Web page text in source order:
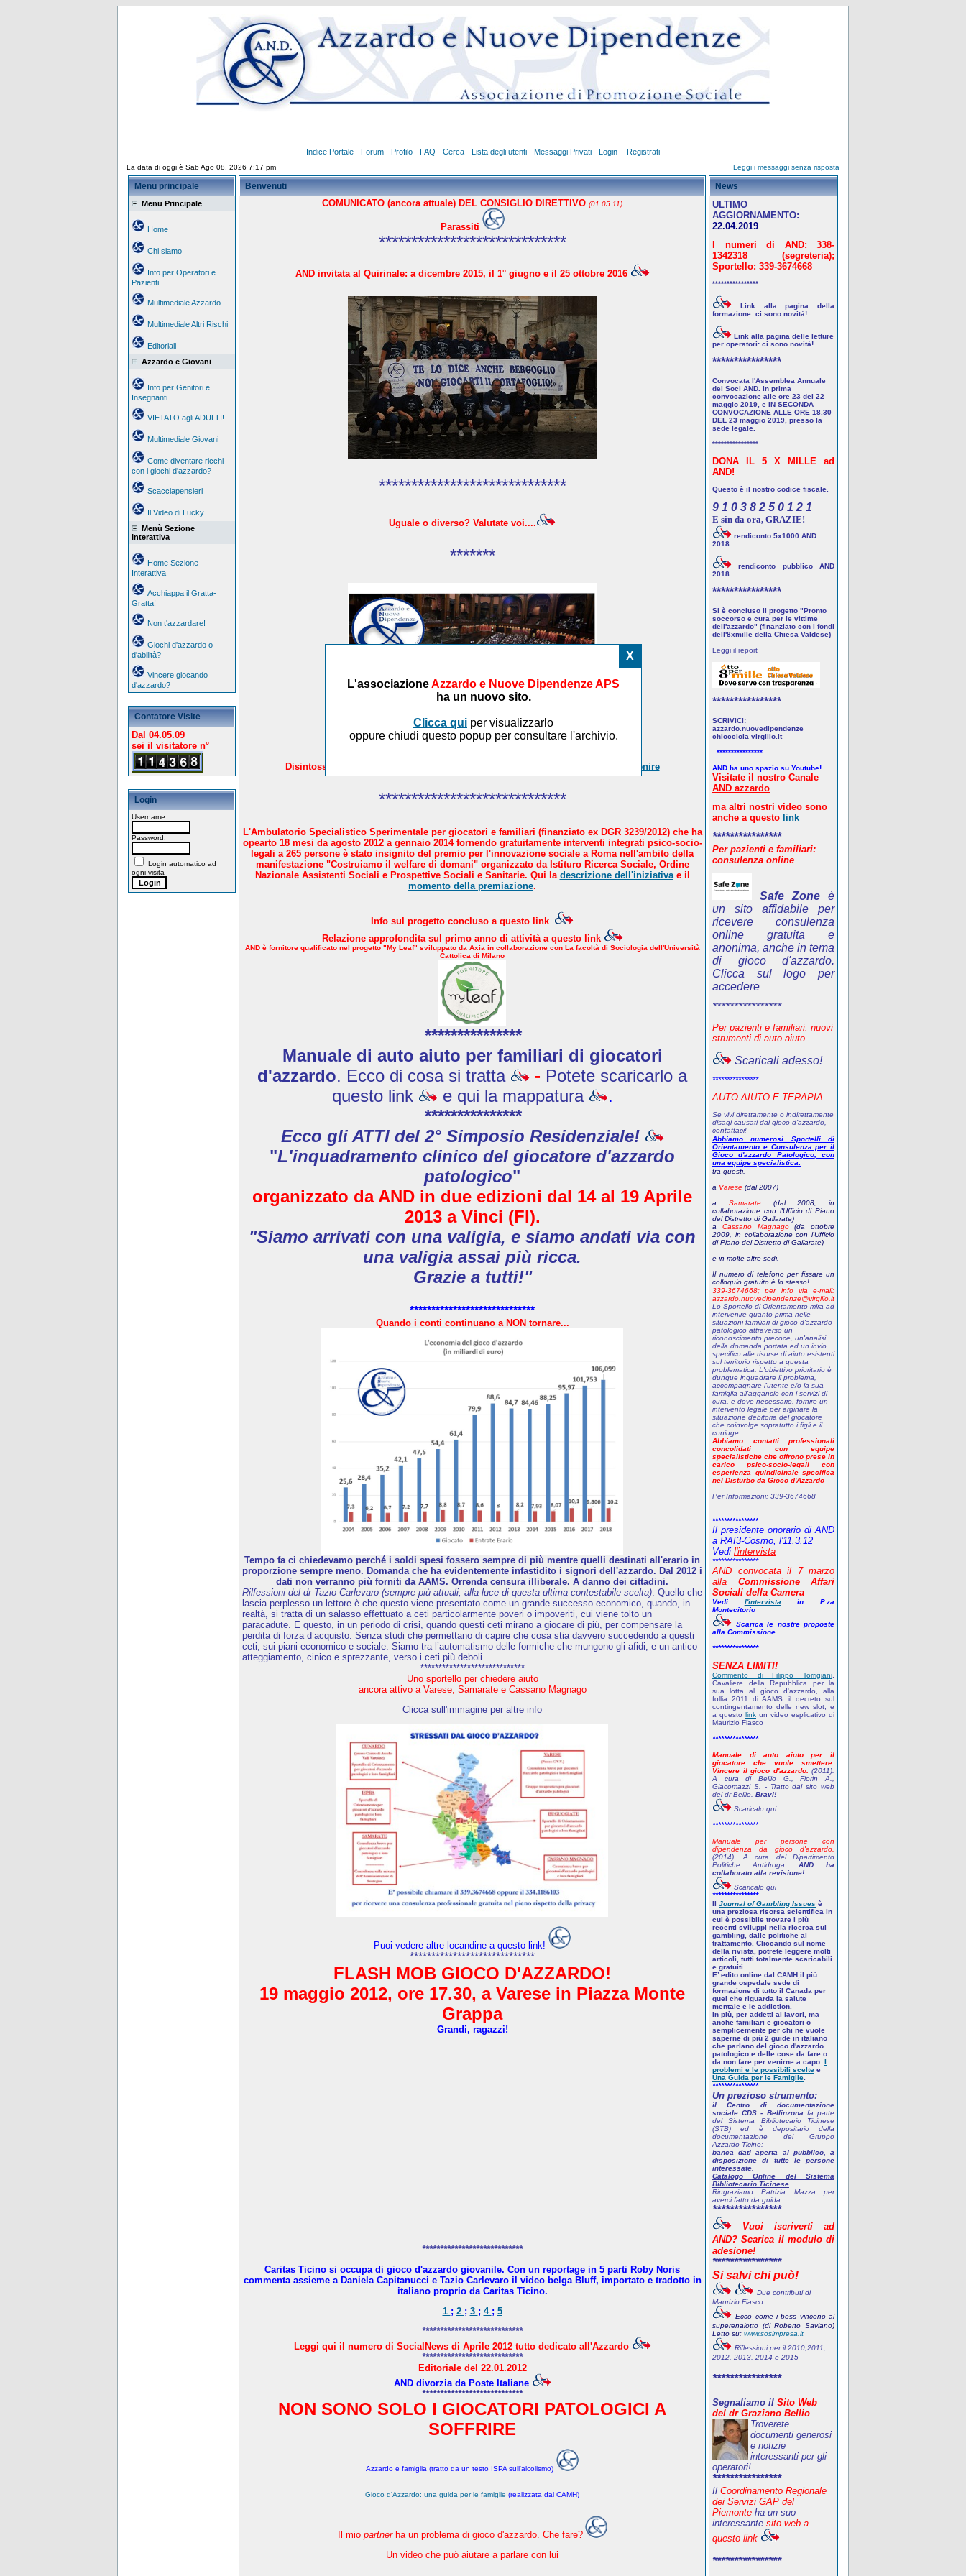
X
L'associazioneAzzardo e Nuove Dipendenze APS
ha un nuovo sito.
Clicca quiper visualizzarlo
oppure chiudi questo popup per consultare l'archivio.
Indice Portale Forum Profilo FAQ Cerca Lista degli utenti Messaggi Privati Login Registrati
La data di oggi è Sab Ago 08, 2026 7:17 pm Leggi i messaggi senza risposta
Menu principale
Menu Principale
Home
Chi siamo
Info per Operatori e
Pazienti
Multimediale Azzardo
Multimediale Altri Rischi
Editoriali
Azzardo e Giovani
Info per Genitori e
Insegnanti
VIETATO agli ADULTI!
Multimediale Giovani
Come diventare ricchi
con i giochi d'azzardo?
Scacciapensieri
Il Video di Lucky
Menù Sezione
Interattiva
Home Sezione
Interattiva
Acchiappa il Gratta-
Gratta!
Non t'azzardare!
Giochi d'azzardo o
d'abilità?
Vincere giocando
d'azzardo?
Contatore Visite
Dal 04.05.09
sei il visitatore n°
Login
Username:
Password:
Login automatico ad
ogni visita
Benvenuti
COMUNICATO (ancora attuale) DEL CONSIGLIO DIRETTIVO (01.05.11)
Parassiti
*****************************
AND invitata al Quirinale: a dicembre 2015, il 1° giugno e il 25 ottobre 2016
*****************************
Uguale o diverso? Valutate voi....
*******
Disintossicare il Paese in 4 mosse. AND aderisce al manifesto proposto da Avvenire
*****************************
L'Ambulatorio Specialistico Sperimentale per giocatori e familiari (finanziato ex DGR 3239/2012) che ha
opearto 18 mesi da agosto 2012 a gennaio 2014 fornendo gratuitamente interventi integrati psico-socio-
legali a 265 persone è stato insignito del premio per l'innovazione sociale a Roma nell'ambito della
manifestazione "Costruiamo il welfare di domani" organizzato da Istituro Ricerca Sociale, Ordine
Nazionale Assistenti Sociali e Prospettive Sociali e Sanitarie. Qui la descrizione dell'iniziativae il
momento della premiazione.
Info sul progetto concluso a questo link
Relazione approfondita sul primo anno di attività a questo link
AND è fornitore qualificato nel progetto "My Leaf" sviluppato da Axia in collaborazione con La facoltà di Sociologia dell'Università
Cattolica di Milano
***************
Manuale di auto aiuto per familiari di giocatori
d'azzardo. Ecco di cosa si tratta - Potete scaricarlo a
questo link
e qui la mappatura
.
***************
Ecco gli ATTI del 2° Simposio Residenziale!
"L'inquadramento clinico del giocatore d'azzardo
patologico"
organizzato da AND in due edizioni dal 14 al 19 Aprile
2013a Vinci (FI).
"Siamo arrivati con una valigia, e siamo andati via con
una valigia assai più ricca.
Grazie a tutti!"
*****************************
Quando i conti continuano a NON tornare...
Tempo fa ci chiedevamo perché i soldi spesi fossero sempre di più mentre quelli destinati all'erario in
proporzione sempre meno. Domanda che ha evidentemente infastidito i signori dell'azzardo. Dal 2012 i
dati non verranno più forniti da AAMS. Orrenda censura illiberale. A danno dei cittadini.
Rilfessioni del dr Tazio Carlevaro (sempre più attuali, alla luce di questa ultima contestabile scelta): Quello che
lascia perplesso un lettore è che questo viene presentato come un grande successo economico, quando, in
realtà, si tratta di un salasso effettuato a ceti particolarmente poveri o impoveriti, cui viene tolto un
paracadute. E questo, in un periodo di crisi, quando questi ceti mirano a giocare di più, per compensare la
perdita di forza d’acquisto. Senza studi che permettano di capire che cosa stia davvero succedendo a questi
ceti, sui piani economico e sociale. Siamo tra l’automatismo delle formiche che mungono gli afidi, e un antico
atteggiamento, cinico e sprezzante, verso i ceti più deboli.
*****************************
Uno sportello per chiedere aiuto
ancora attivo a Varese, Samarate e Cassano Magnago
Clicca sull'immagine per altre info
Puoi vedere altre locandine a questo link!
*****************************
FLASH MOB GIOCO D'AZZARDO!
19 maggio 2012, ore 17.30, a Varese in Piazza Monte
Grappa
Grandi, ragazzi!
****************************
Caritas Ticino si occupa di gioco d'azzardo giovanile. Con un reportage in 5 parti Roby Noris
commenta assieme a Daniela Capitanucci e Tazio Carlevaro il video belga Bluff, importato e tradotto in
italiano proprio da Caritas Ticino.
1 ; 2 ; 3 ; 4 ; 5
****************************
Leggi qui il numero di SocialNews di Aprile 2012 tutto dedicato all'Azzardo
****************************
Editoriale del 22.01.2012
AND divorzia da Poste Italiane
****************************
NON SONO SOLO I GIOCATORI PATOLOGICI A
SOFFRIRE
Azzardo e famiglia (tratto da un testo ISPA sull'alcolismo)
Gioco d'Azzardo: una guida per le famiglie (realizzata dal CAMH)
Il mio partnerha un problema di gioco d'azzardo. Che fare?
Un video che può aiutare a parlare con lui
News
ULTIMO
AGGIORNAMENTO:
22.04.2019
I numeri di AND: 338-
1342318 (segreteria);
Sportello: 339-3674668
****************
Link alla pagina della
formazione: ci sono novità!
Link alla pagina delle letture
per operatori: ci sono novità!
****************
Convocata l'Assemblea Annuale
dei Soci AND. in prima
convocazione alle ore 23 del 22
maggio 2019, e IN SECONDA
CONVOCAZIONE ALLE ORE 18.30
DEL 23 maggio 2019, presso la
sede legale.
****************
DONA IL 5 X MILLE ad
AND!
Questo è il nostro codice fiscale.
9 1 0 3 8 2 5 0 1 2 1
E sin da ora, GRAZIE!
rendiconto 5x1000 AND
2018
rendiconto pubblico AND
2018
****************
Si è concluso il progetto "Pronto
soccorso e cura per le vittime
dell'azzardo" (finanziato con i fondi
dell'8xmille della Chiesa Valdese)
Leggi il report
****************
SCRIVICI:
azzardo.nuovedipendenze
chiocciola virgilio.it
****************
AND ha uno spazio su Youtube!
Visitate il nostro Canale
AND azzardo
ma altri nostri video sono
anche a questo link
****************
Per pazienti e familiari:
consulenza online
Safe Zone è
un sito affidabile per
ricevere consulenza
online gratuita e
anonima, anche in tema
di gioco d'azzardo.
Clicca sul logo per
accedere
****************
Per pazienti e familiari: nuovi
strumenti di auto aiuto
Scaricali adesso!
****************
AUTO-AIUTO E TERAPIA
Se vivi direttamente o indirettamente
disagi causati dal gioco d’azzardo,
contattaci!
Abbiamo numerosi Sportelli di
Orientamento e Consulenza per il
Gioco d'azzardo Patologico, con
una equipe specialistica:
tra questi,
a Varese (dal 2007)
a Samarate (dal 2008, in
collaborazione con l'Ufficio di Piano
del Distretto di Gallarate)
a Cassano Magnago(da ottobre
2009, in collaborazione con l'Ufficio
di Piano del Distretto di Gallarate)
e in molte altre sedi.
Il numero di telefono per fissare un
colloquio gratuito è lo stesso!
339-3674668;
per info via e-mail:
azzardo.nuovedipendenze@virgilio.it
Lo Sportello di Orientamento mira ad
intervenire quanto prima nelle
situazioni familiari di gioco d'azzardo
patologico attraverso un
riconoscimento precoce, un'analisi
della domanda portata ed un invio
specifico alle risorse di aiuto esistenti
sul territorio rispetto a questa
problematica. L'obiettivo prioritario è
dunque inquadrare il problema,
accompagnare l'utente e/o la sua
famiglia all'aggancio con i servizi di
cura, e dove necessario, fornire un
intervento legale per arginare la
situazione debitoria del giocatore
che coinvolge sopratutto i figli e il
coniuge.
Abbiamo contatti professionali
concolidati con equipe
specialistiche che offrono prese in
carico psico-socio-legali con
esperienza quindicinale specifica
nel Disturbo da Gioco d'Azzardo
Per Informazioni: 339-3674668
****************
Il presidente onorario di AND
a RAI3-Cosmo, l'11.3.12
Vedi l'intervista
****************
AND convocata il 7 marzo
alla Commissione Affari
Sociali della Camera
Vedi l'intervista in P.za
Montecitorio
Scarica le nostre proposte
alla Commissione
****************
SENZA LIMITI!
Commento di Filippo Torrigiani
Cavaliere della Repubblica per la
sua lotta al gioco d'azzardo, alla
follia 2011 di AAMS: il decreto sul
contingentamento delle new slot, e
a questo link un video esplicativo di
Maurizio Fiasco
****************
Manuale di auto aiuto per il
giocatore che vuole smettere.
Vincere il gioco d'azzardo. (2011).
A cura di Bellio G., Fiorin A.,
Giacomazzi S. - Tratto dal sito web
del dr Bellio. Bravi!
Scaricalo qui
****************
Manuale per persone con
dipendenza da gioco d'azzardo.
(2014). A cura del Dipartimento
Politiche Antidroga.AND ha
collaborato alla revisione!
Scaricalo qui
****************
Il Journal of Gambling Issues è
una preziosa risorsa scientifica in
cui è possibile trovare i più
recenti sviluppi nella ricerca sul
gambling, dalle politiche al
trattamento. Cliccando sul nome
della rivista, potrete leggere molti
articoli, tutti totalmente scaricabili
e gratuiti.
E’ edito online dal CAMH,il più
grande ospedale sede di
formazione di tutto il Canada per
quel che riguarda la salute
mentale e le addiction.
In più, per addetti ai lavori, ma
anche familiari e giocatori o
semplicemente per chi ne vuole
saperne di più 2 guide in italiano
che parlano del gioco d'azzardo
patologico e delle cose da fare o
da non fare per venirne a capo. I
problemi e le possibili scelte e
Una Guida per le Famiglie
****************
Un prezioso strumento:
il Centro di documentazione
sociale CDS - Bellinzona fa parte
del Sistema Bibliotecario Ticinese
(STB) ed è depositario della
documentazione del Gruppo
Azzardo Ticino:
banca dati aperta al pubblico, a
disposizione di tutte le persone
interessate.
Catalogo Online del Sistema
Bibliotecario Ticinese
Ringraziamo Patrizia Mazza per
averci fatto da guida
****************
Vuoi iscriverti
ad
AND? Scarica il modulo di
adesione!
****************
Si salvi chi può!
Due contributi di
Maurizio Fiasco
Ecco come i boss vincono al
superenalotto (di Roberto Saviano)
Letto su: www.sosimpresa.it
Riflessioni per il 2010,2011,
2012, 2013, 2014 e 2015
****************
Segnaliamo il Sito Web
del dr Graziano Bellio
Troverete
documenti generosi
e notizie
interessanti per gli
operatori!
****************
Il Coordinamento Regionale
dei Servizi GAP del
Piemonte ha un suo
interessante sito web a
questo link
****************